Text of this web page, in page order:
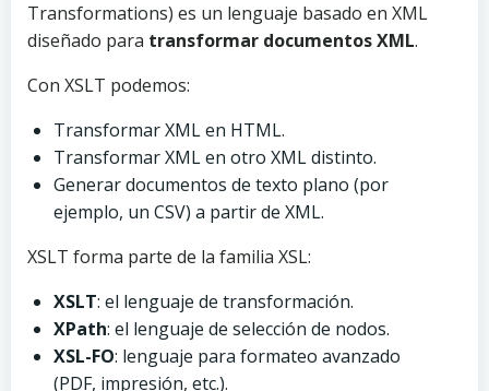
Transformations) es un lenguaje basado en XML
diseñado para transformar documentos XML.
Con XSLT podemos:
Transformar XML en HTML.
Transformar XML en otro XML distinto.
Generar documentos de texto plano (por
ejemplo, un CSV) a partir de XML.
XSLT forma parte de la familia XSL:
XSLT: el lenguaje de transformación.
XPath: el lenguaje de selección de nodos.
XSL-FO: lenguaje para formateo avanzado
(PDF, impresión, etc.).